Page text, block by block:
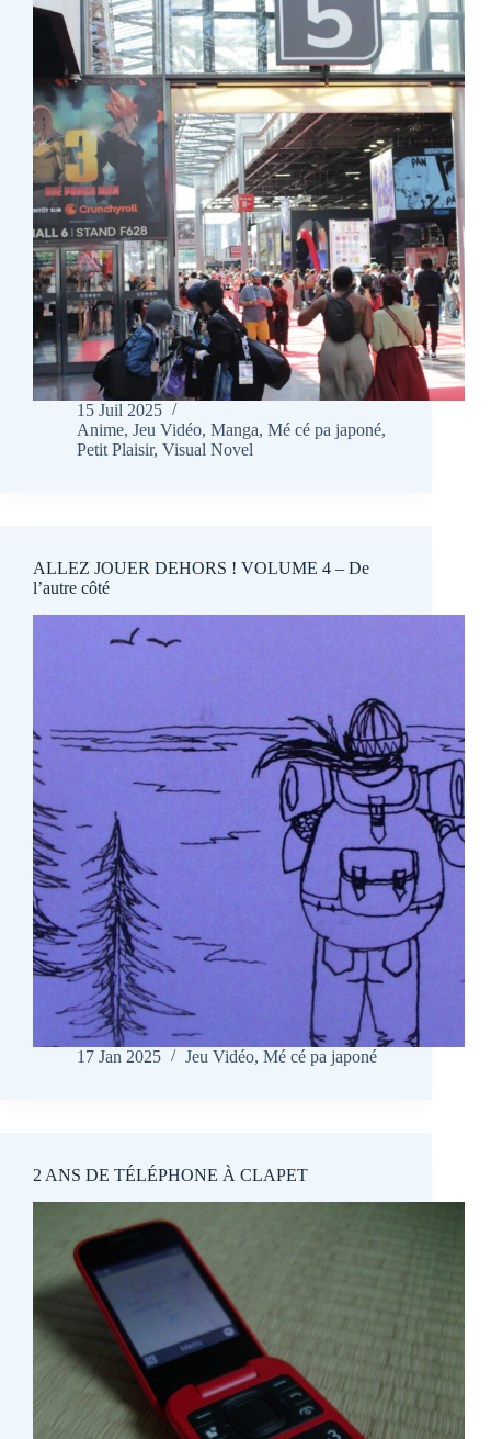
15 Juil 2025
Anime, Jeu Vidéo, Manga, Mé cé pa japoné,
Petit Plaisir, Visual Novel
ALLEZ JOUER DEHORS ! VOLUME 4 – De
l’autre côté
17 Jan 2025 Jeu Vidéo, Mé cé pa japoné
2 ANS DE TÉLÉPHONE À CLAPET